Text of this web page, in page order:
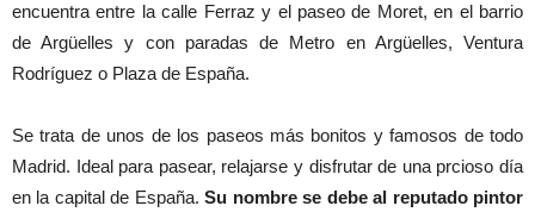
encuentra entre la calle Ferraz y el paseo de Moret, en el barrio
de Argüelles y con paradas de Metro en Argüelles, Ventura
Rodríguez o Plaza de España.
Se trata de unos de los paseos más bonitos y famosos de todo
Madrid. Ideal para pasear, relajarse y disfrutar de una prcioso día
en la capital de España.Su nombre se debe al reputado pintor